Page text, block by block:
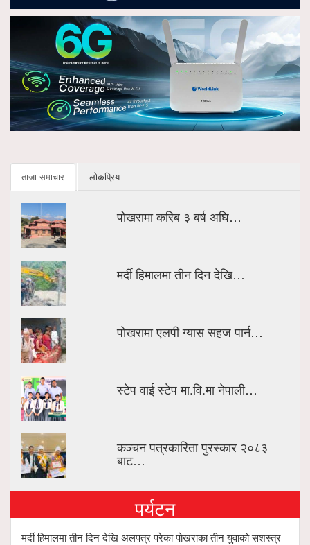
ताजा समाचार लोकप्रिय
पोखरामा करिब ३ बर्ष अघि…
मर्दी हिमालमा तीन दिन देखि…
पोखरामा एलपी ग्यास सहज पार्न…
स्टेप वाई स्टेप मा.वि.मा नेपाली…
कञ्चन पत्रकारिता पुरस्कार २०८३
बाट…
पर्यटन
मर्दी हिमालमा तीन दिन देखि अलपत्र परेका पोखराका तीन युवाको सशस्त्र